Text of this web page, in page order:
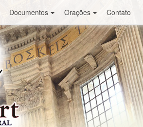
Documentos Orações Contato